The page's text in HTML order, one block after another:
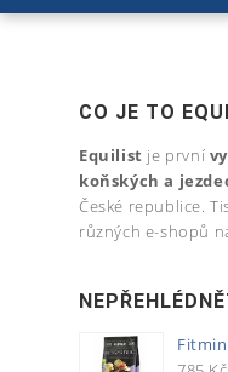
CO JE TO
Equilist je první
koňských a
České republice.
různých e-shopů